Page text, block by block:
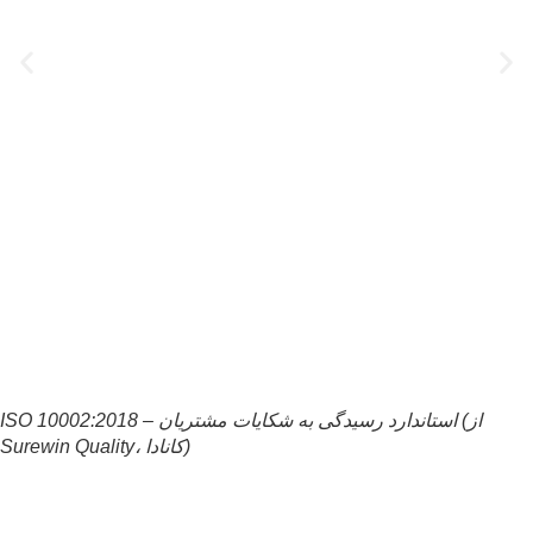
ISO 10002:2018 – استاندارد رسیدگی به شکایات مشتریان (از
Surewin Quality، کانادا)